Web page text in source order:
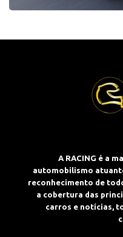
A RACING é a
automobilismo
reconhecimento de
a cobertura das
carros e notícias,